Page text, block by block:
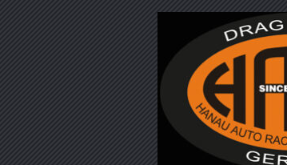
Hanau
Dragracing auf der